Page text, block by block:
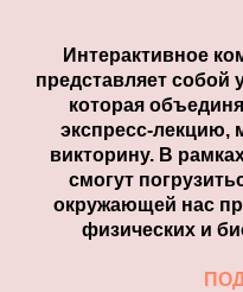
Интерактивное
представляет собой
которая
экспресс-лекцию,
викторину. В
смогут
окружающей нас
физических и